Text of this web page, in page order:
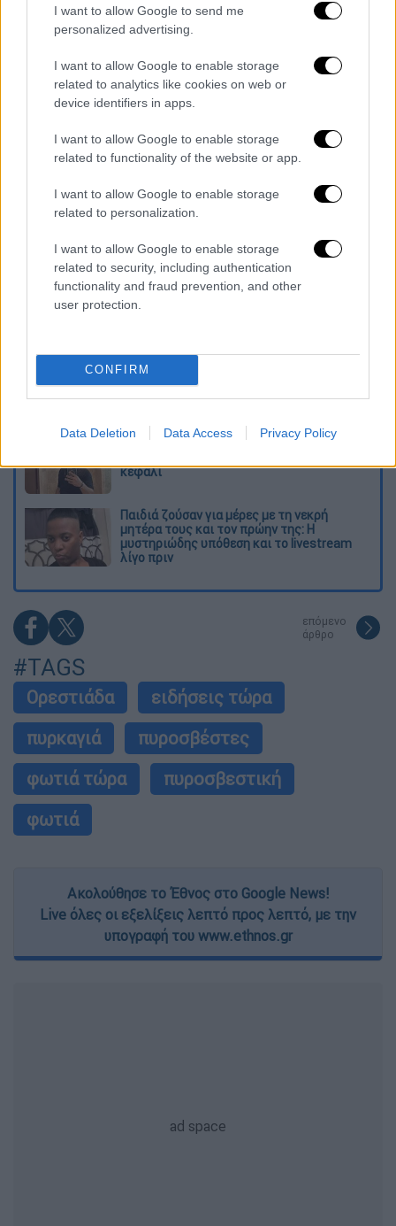
I want to allow Google to send me
personalized advertising.
I want to allow Google to enable storage
related to analytics like cookies on web or
device identifiers in apps.
I want to allow Google to enable storage
related to functionality of the website or app.
I want to allow Google to enable storage
related to personalization.
I want to allow Google to enable storage
related to security, including authentication
functionality and fraud prevention, and other
user protection.
CONFIRM
Data Deletion Data Access Privacy Policy
μετακομμουνιστικής Ρουμανίας –
Από αέρος, μέχρι τη δύση του ηλίου,
συνέδραμαν3 αεροσκάφη και 2 ελικόπτερα
περιοχές, όπως διαβεβαιώνουν οι αρμόδιες
αρχές.
Διαβάστε ακόμη
Τα «γεράκια» της Ψάθας: Έσωσαν από τη
μεγάλη φωτιά τη γειτονιά που κάποτε τους
Κυνήγι χρόνου στα λεωφορεία: Οδηγοί
καταγγέλλουν για δρομολόγια και
προειδοποιούν για κινδύνους
Σοκ στο Μεξικό: Influencer εκτελέστηκε σε
κεφάλι
Παιδιά ζούσαν για μέρες με τη νεκρή
μητέρα τους και τον πρώην της: Η
μυστηριώδης υπόθεση και το livestream
λίγο πριν
επόμενο
άρθρο
#TAGS
Ορεστιάδα
ειδήσεις τώρα
πυρκαγιά
πυροσβέστες
φωτιά τώρα
πυροσβεστική
φωτιά
Ακολούθησε το Έθνος στο Google News!
Live όλες οι εξελίξεις λεπτό προς λεπτό, με την
υπογραφή του www.ethnos.gr